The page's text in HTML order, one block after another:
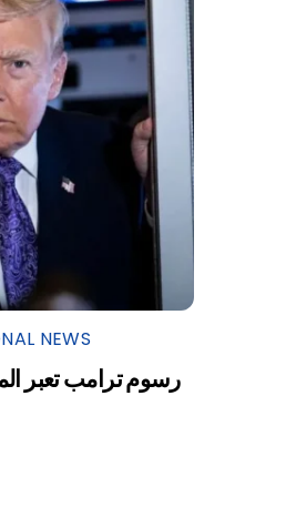
NEWS
رسوم ترامب تعبر